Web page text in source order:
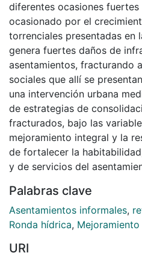
diferentes ocasiones
ocasionado por el
torrenciales presentadas en
genera fuertes daños de
asentamientos, fracturando
sociales que allí se
una intervención urbana
de estrategias de
fracturados, bajo las
mejoramiento integral y la
de fortalecer la
y de servicios del
Palabras clave
Asentamientos informales,
Ronda hídrica,
URI